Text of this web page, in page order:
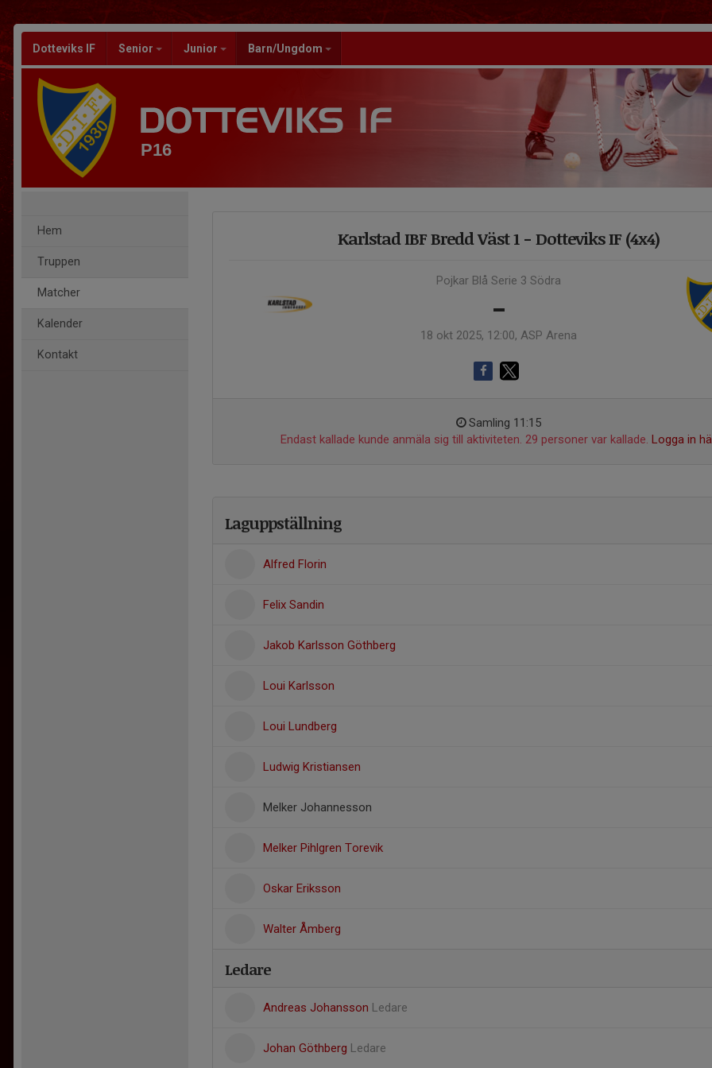
Dotteviks IF Senior Junior Barn/Ungdom
P16
Hem
Truppen
Matcher
Kalender
Kontakt
Karlstad IBF Bredd Väst 1 - Dotteviks IF (4x4)
Pojkar Blå Serie 3 Södra
-
18 okt 2025, 12:00, ASP Arena
Samling 11:15
Endast kallade kunde anmäla sig till aktiviteten. 29 personer var kallade. Logga in
Laguppställning
Alfred Florin
Felix Sandin
Jakob Karlsson Göthberg
Loui Karlsson
Loui Lundberg
Ludwig Kristiansen
Melker Johannesson
Melker Pihlgren Torevik
Oskar Eriksson
Walter Åmberg
Ledare
Andreas Johansson Ledare
Johan Göthberg Ledare